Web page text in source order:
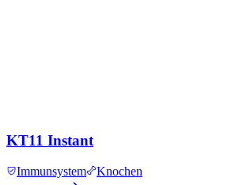
KT11 Instant
Immunsystem
Knochen